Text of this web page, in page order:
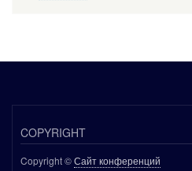
COPYRIGHT
Copyright ©Сайт конференций